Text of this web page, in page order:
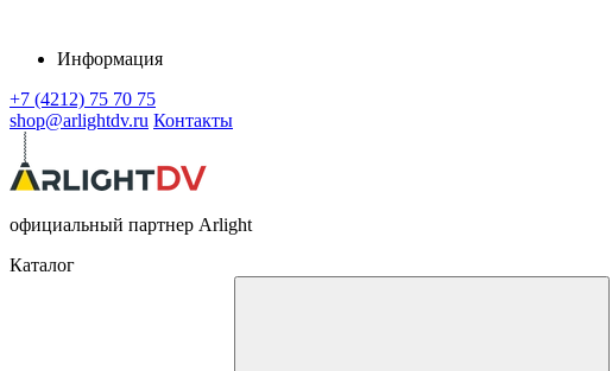
Информация
+7 (4212) 75 70 75
shop@arlightdv.ru Контакты
официальный партнер Arlight
Каталог